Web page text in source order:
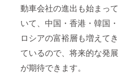
動車会社の進出も始まって
いて、中国・香港・韓国・
ロシアの富裕層も増えてき
ているので、将来的な発展
が期待できます。